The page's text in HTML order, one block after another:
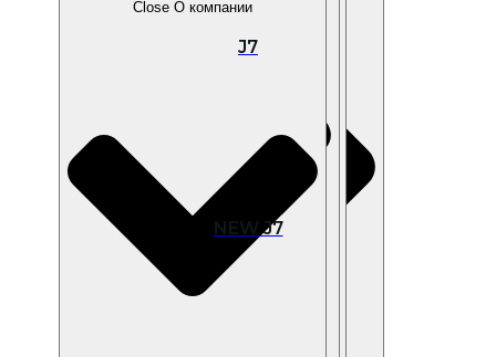
Open В наличии
Close О компании
J7
NEW J7